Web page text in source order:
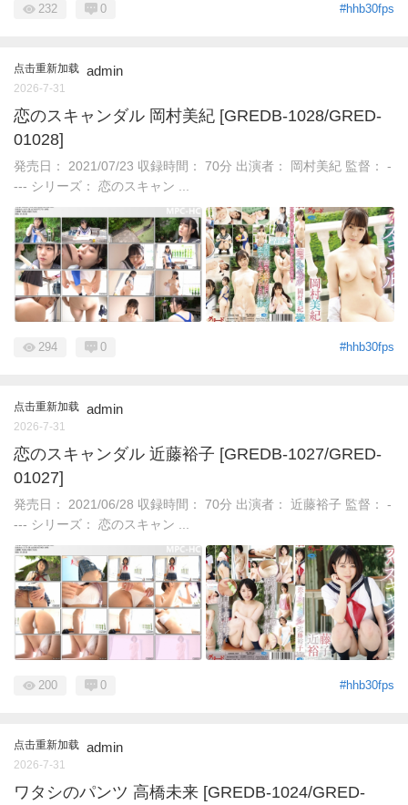
#hhb30fps
232 0
点击重新加载 admin
2026-7-31
恋のスキャンダル 岡村美紀 [GREDB-1028/GRED-
01028]
発売日： 2021/07/23 収録時間： 70分 出演者： 岡村美紀 監督： -
--- シリーズ： 恋のスキャン ...
#hhb30fps
294 0
点击重新加载 admin
2026-7-31
恋のスキャンダル 近藤裕子 [GREDB-1027/GRED-
01027]
発売日： 2021/06/28 収録時間： 70分 出演者： 近藤裕子 監督： -
--- シリーズ： 恋のスキャン ...
#hhb30fps
200 0
点击重新加载 admin
2026-7-31
ワタシのパンツ 高橋未来 [GREDB-1024/GRED-